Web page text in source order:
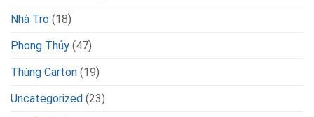
Nhà Trọ (18)
Phong Thủy (47)
Thùng Carton (19)
Uncategorized (23)